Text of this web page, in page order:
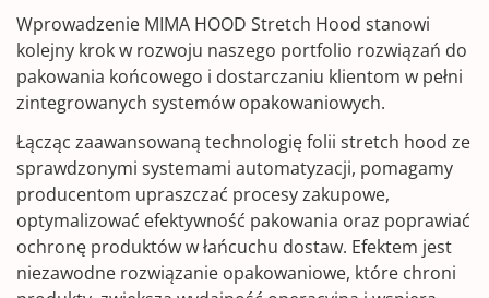
Wprowadzenie MIMA HOOD Stretch Hood stanowi
kolejny krok w rozwoju naszego portfolio rozwiązań do
pakowania końcowego i dostarczaniu klientom w pełni
zintegrowanych systemów opakowaniowych.
Łącząc zaawansowaną technologię folii stretch hood ze
sprawdzonymi systemami automatyzacji, pomagamy
producentom upraszczać procesy zakupowe,
optymalizować efektywność pakowania oraz poprawiać
ochronę produktów w łańcuchu dostaw. Efektem jest
niezawodne rozwiązanie opakowaniowe, które chroni